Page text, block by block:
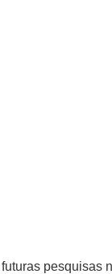
pesquisas